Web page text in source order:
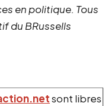
en politique. Tous
du BRussells
sont libres